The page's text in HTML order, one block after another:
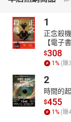
1
正念殺
【電子書
$308
1 % (賺3
2
時間的
$455
1 % (賺